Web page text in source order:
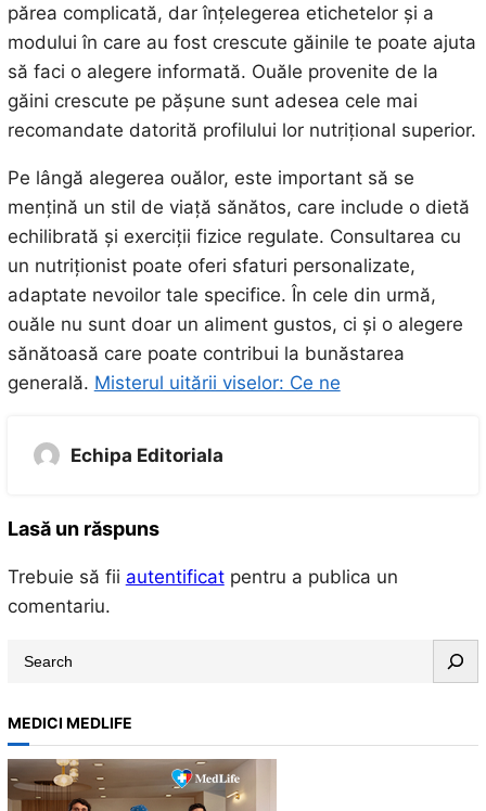
părea complicată, dar înțelegerea etichetelor și a
modului în care au fost crescute găinile te poate ajuta
să faci o alegere informată. Ouăle provenite de la
găini crescute pe pășune sunt adesea cele mai
recomandate datorită profilului lor nutrițional superior.
Pe lângă alegerea ouălor, este important să se
mențină un stil de viață sănătos, care include o dietă
echilibrată și exerciții fizice regulate. Consultarea cu
un nutriționist poate oferi sfaturi personalizate,
adaptate nevoilor tale specifice. În cele din urmă,
ouăle nu sunt doar un aliment gustos, ci și o alegere
sănătoasă care poate contribui la bunăstarea
generală. Misterul uitării viselor: Ce ne
Echipa Editoriala
Lasă un răspuns
Trebuie să fii autentificatpentru a publica un
comentariu.
r
c
h
MEDICI MEDLIFE